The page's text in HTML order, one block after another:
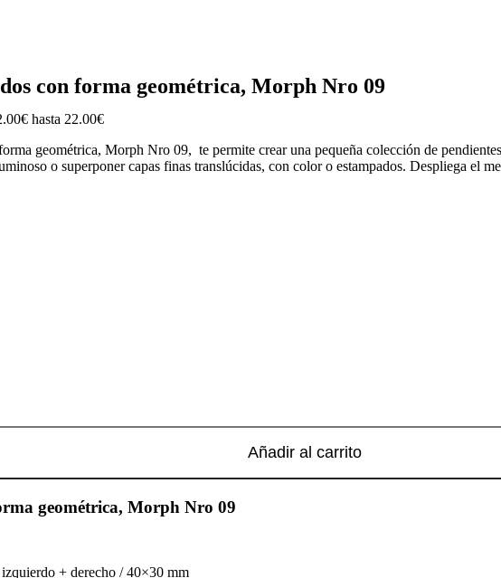
con forma geométrica, Morph Nro 09
hasta 22.00€
geométrica, Morph Nro 09, te permite crear una pequeña colección de
o superponer capas finas translúcidas, con color o estampados. Despliega el
Añadir al carrito
geométrica, Morph Nro 09
+ derecho / 40×30 mm